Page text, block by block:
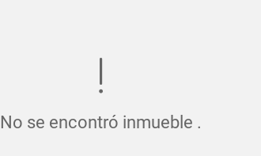
No se encontró inmueble .